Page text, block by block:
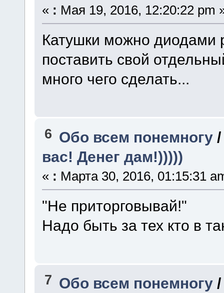
« : Мая 19, 2016, 12:20:22 pm
Катушки можно диодами
поставить свой
много чего сделать...
6 Обо всем понемногу
вас! Денег дам!)))))
« : Марта 30, 2016, 01:15:31
"Не приторговывай!"
Надо быть за тех кто в
7 Обо всем понемногу